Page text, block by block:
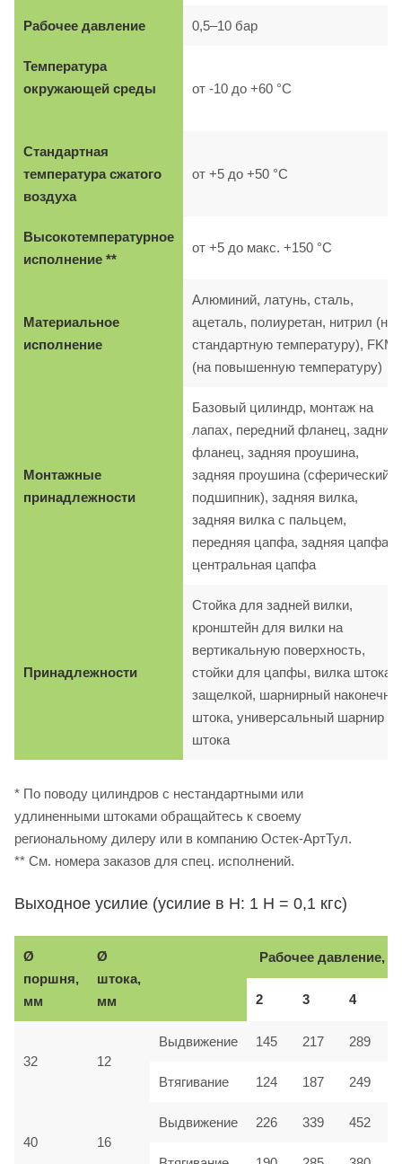
Рабочее давление 0,5–10 бар
Температура
окружающей среды
от -10 до +60 °C
Стандартная
температура сжатого
воздуха
от +5 до +50 °C
Высокотемпературное
исполнение **
от +5 до макс. +150 °C
Материальное
исполнение
Алюминий, латунь, сталь,
ацеталь, полиуретан, нитрил (на
стандартную температуру), FKM
(на повышенную температуру)
Монтажные
принадлежности
Базовый цилиндр, монтаж на
лапах, передний фланец, задний
фланец, задняя проушина,
задняя проушина (сферический
подшипник), задняя вилка,
задняя вилка с пальцем,
передняя цапфа, задняя цапфа,
центральная цапфа
Принадлежности
Стойка для задней вилки,
кронштейн для вилки на
вертикальную поверхность,
стойки для цапфы, вилка штока с
защелкой, шарнирный
штока, универсальный шарнир
штока
* По поводу цилиндров с нестандартными или
удлиненными штоками обращайтесь к своему
региональному дилеру или в компанию Остек-АртТул.
** См. номера заказов для спец. исполнений.
Выходное усилие (усилие в Н: 1 Н = 0,1 кгс)
Ø
поршня,
мм
Ø
штока,
мм
Рабочее давление,
2 3 4
32 12
Выдвижение 145 217 289
Втягивание 124 187 249
40 16
Выдвижение 226 339 452